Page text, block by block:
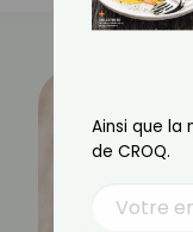
Ainsi que la
de CROQ.